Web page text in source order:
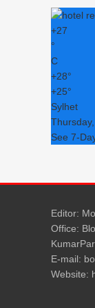
+27
°
C
+28°
+25°
Sylhet
See 7-
Editor:
Office:
E-mail:
Website: